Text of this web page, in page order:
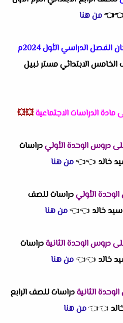
👈من هنا
لإمتحان الفصل الدراسي الأول 2024م
الابتدائي مستر نبيل
مادة الدراسات الاجتماعية💥💥
دروس الوحدة الأوليدراسات
خالد 👈
👈من هنا
الأوليدراسات للصف
سيد خالد 👈
👈من هنا
دروس الوحدة الثانيةدراسات
خالد 👈
👈من هنا
الثانيةدراسات للصف الرابع
👈
👈من هنا